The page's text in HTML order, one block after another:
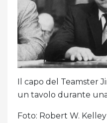
Il capo del Teamster
un tavolo durante
Foto: Robert W.